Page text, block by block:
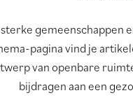
pagina vind je
van openbare
bijdragen aan een